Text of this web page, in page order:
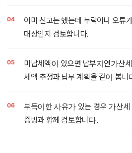
이미 신고는 했는데 누락이나 오류
대상인지 검토합니다.
미납세액이 있으면 납부지연가산
세액 추정과 납부 계획을 같이 봅니
부득이한 사유가 있는 경우 가산세
증빙과 함께 검토합니다.